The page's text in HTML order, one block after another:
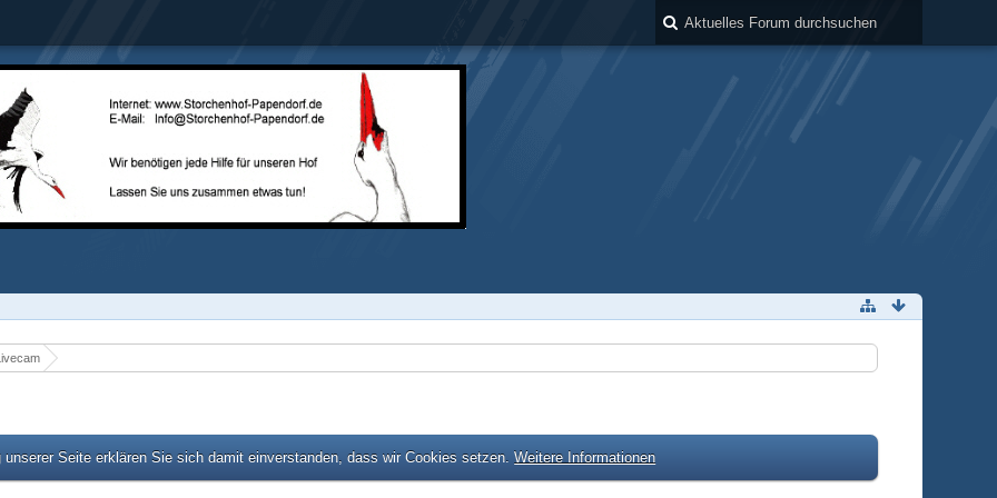
Seite erklären Sie sich damit einverstanden, dass wir Cookies setzen.Weitere Informationen